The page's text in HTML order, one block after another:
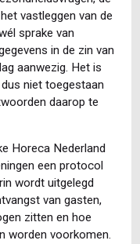
vastleggen van de
sprake van
in de zin van
aanwezig. Het is
niet toegestaan
daarop te
Horeca Nederland
een protocol
wordt uitgelegd
van gasten,
zitten en hoe
worden voorkomen.